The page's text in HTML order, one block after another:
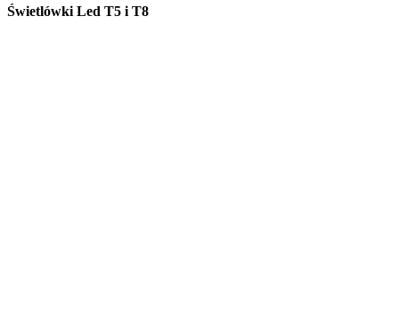
Świetlówki Led T5 i T8